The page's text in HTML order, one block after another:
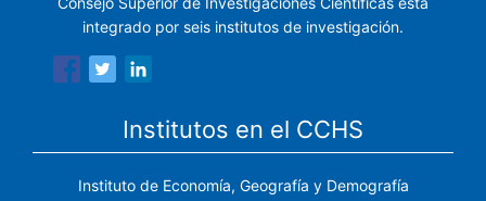
integrado por seis institutos de investigación.
Institutos en el CCHS
Instituto de Economía, Geografía y Demografía